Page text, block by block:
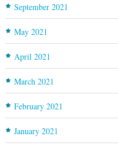
September 2021
May 2021
April 2021
March 2021
February 2021
January 2021